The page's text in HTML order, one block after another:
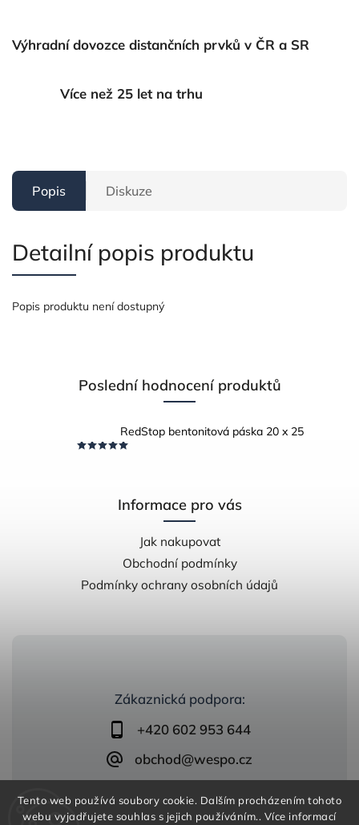
Tento web používá soubory cookie. Dalším procházením tohoto
webu vyjadřujete souhlas s jejich používáním.. Více informací
Výhradní dovozce distančních prvků v ČR a SR
Více než 25 let na trhu
Popis Diskuze
Detailní popis produktu
Popis produktu není dostupný
Zákaznická podpora:
+420 602 953 644
obchod@wespo.cz
Poslední hodnocení produktů
RedStop bentonitová páska 20 x 25
Informace pro vás
Jak nakupovat
Obchodní podmínky
Podmínky ochrany osobních údajů